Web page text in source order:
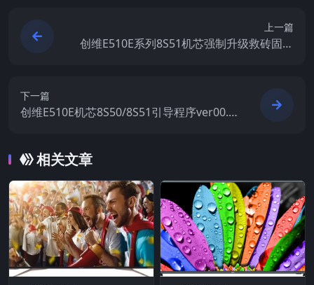
上一篇
创维E510E系列8S51机芯强制升级救砖固件
下一篇
创维E510E机芯8S50/8S51引导程序ver00.0
相关文章